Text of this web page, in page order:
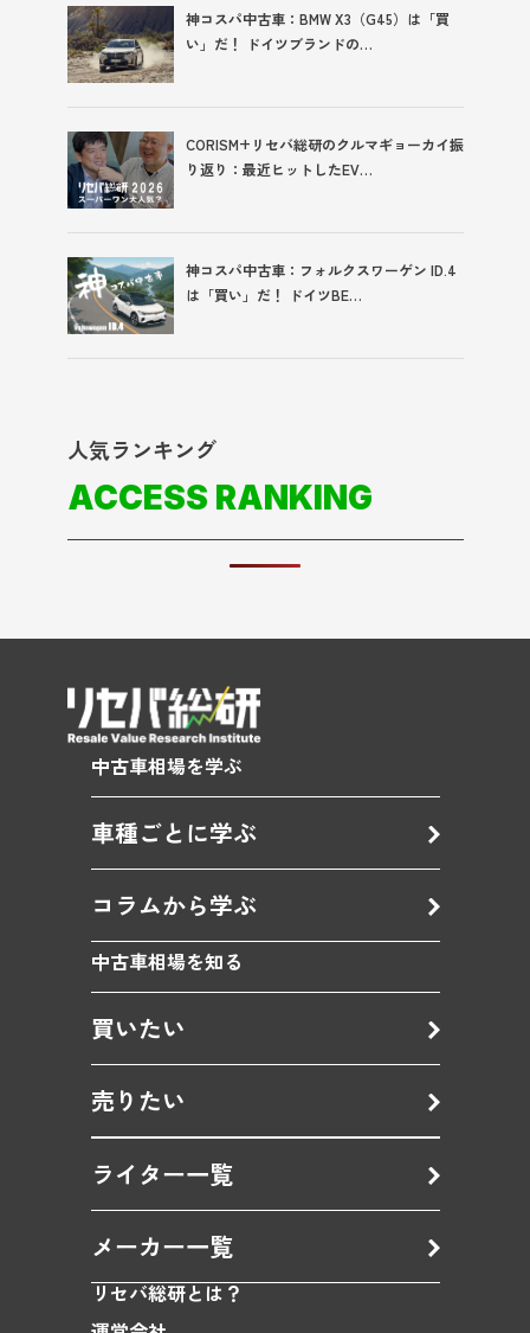
神コスパ中古車：BMW X3（G45）は「買
い」だ！ ドイツブランドの…
CORISM+リセバ総研のクルマギョーカイ振
り返り：最近ヒットしたEV…
神コスパ中古車：フォルクスワーゲン ID.4
は「買い」だ！ ドイツBE…
人気ランキング
ACCESS RANKING
中古車相場を学ぶ
車種ごとに学ぶ
コラムから学ぶ
中古車相場を知る
買いたい
売りたい
ライター一覧
メーカー一覧
リセバ総研とは？